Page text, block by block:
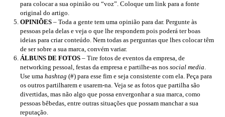
para colocar a sua opinião ou “voz”. Coloque um link para a fonte
original do artigo.
OPINIÕES – Toda a gente tem uma opinião para dar. Pergunte às
pessoas pela delas e veja o que lhe respondem pois poderá ter boas
ideias para criar conteúdo. Nem todas as perguntas que lhes colocar têm
de ser sobre a sua marca, convém variar.
ÁLBUNS DE FOTOS – Tire fotos de eventos da empresa, de
networking pessoal, festas da empresa e partilhe-as nos social media.
Use uma hashtag (#) para esse fim e seja consistente com ela. Peça para
os outros partilharem e usarem-na. Veja se as fotos que partilha são
divertidas, mas não algo que possa envergonhar a sua marca, como
pessoas bêbedas, entre outras situações que possam manchar a sua
reputação.